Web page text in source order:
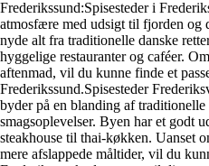
Frederikssund:Spisesteder i
atmosfære med udsigt til fjorden og
nyde alt fra traditionelle danske
hyggelige restauranter og caféer.
aftenmad, vil du kunne finde et
Frederikssund.Spisesteder
byder på en blanding af
smagsoplevelser. Byen har et godt
steakhouse til thai-køkken. Uanset
mere afslappede måltider, vil du